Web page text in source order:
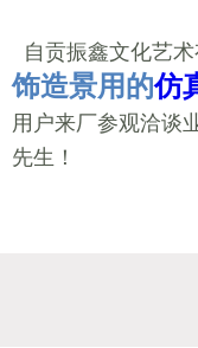
自贡振鑫文化艺
饰造景用的仿
用户来厂参观洽谈
先生！